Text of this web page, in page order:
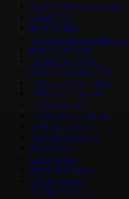
# Документальное кино
# НМГ ДОК
# Фестивали
# Что мы знаем о
# Цикл Великие
#Алексей Гуськов
# Марк Эйдельштейн
# Никита Кологривый
# Главные Сериалы
# Саша Петров
# Смотреть фильмы
# Юра Борисов
# Мария Аронова
# Трейлер
# Рецензия
# После Фишера
# Война и Мир
# Новости кино